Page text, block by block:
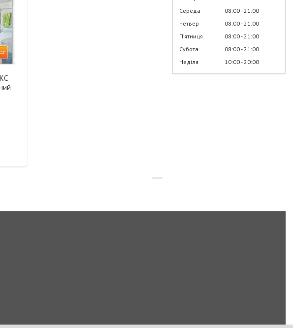
Середа
08:00 21:00
Четвер
08:00 21:00
Пʼятниця
08:00 21:00
Субота
08:00 21:00
Неділя
10:00 20:00